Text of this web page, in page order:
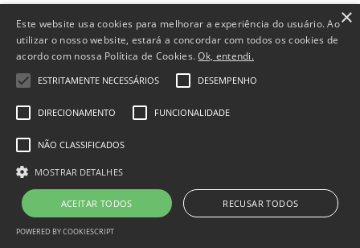
×
Este website usa cookies para melhorar a experiência do usuário. Ao
utilizar o nosso website, estará a concordar com todos os cookies de
acordo com nossa Política de Cookies.Ok, entendi.
ESTRITAMENTE NECESSÁRIOS DESEMPENHO
DIRECIONAMENTO FUNCIONALIDADE
NÃO CLASSIFICADOS
MOSTRAR DETALHES
ACEITAR TODOS RECUSAR TODOS
POWERED BY COOKIESCRIPT